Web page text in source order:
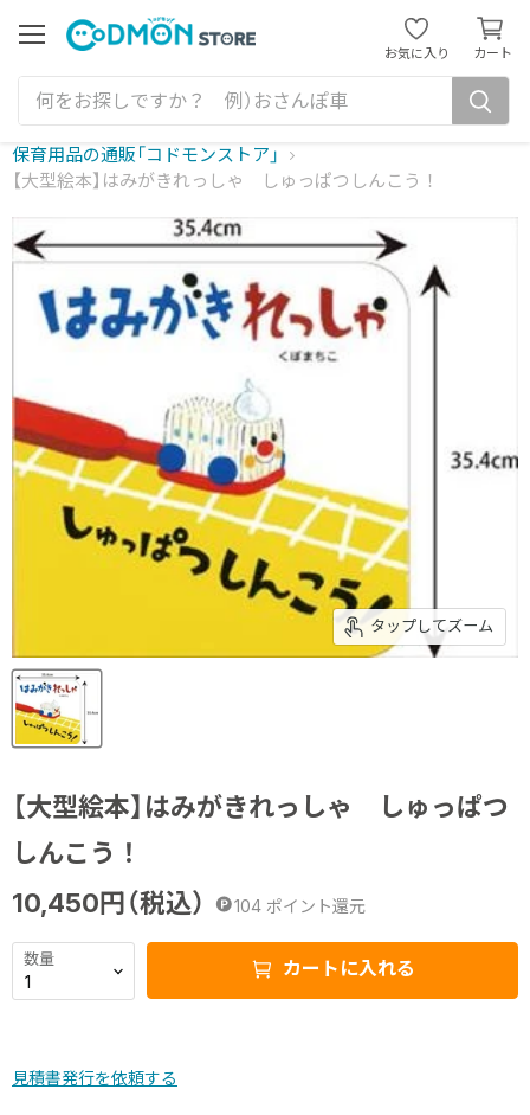
ュ
ー
お気に入り カート
カ
ー
ト
見
保育用品の通販「コドモンストア」
【大型絵本】はみがきれっしゃ しゅっぱつしんこう！
タップしてズーム
【大型絵本】はみがきれっしゃ しゅっぱつ
しんこう！
10,450円（税込） 104 ポイント還元
数量 カートに入れる
見積書発行を依頼する